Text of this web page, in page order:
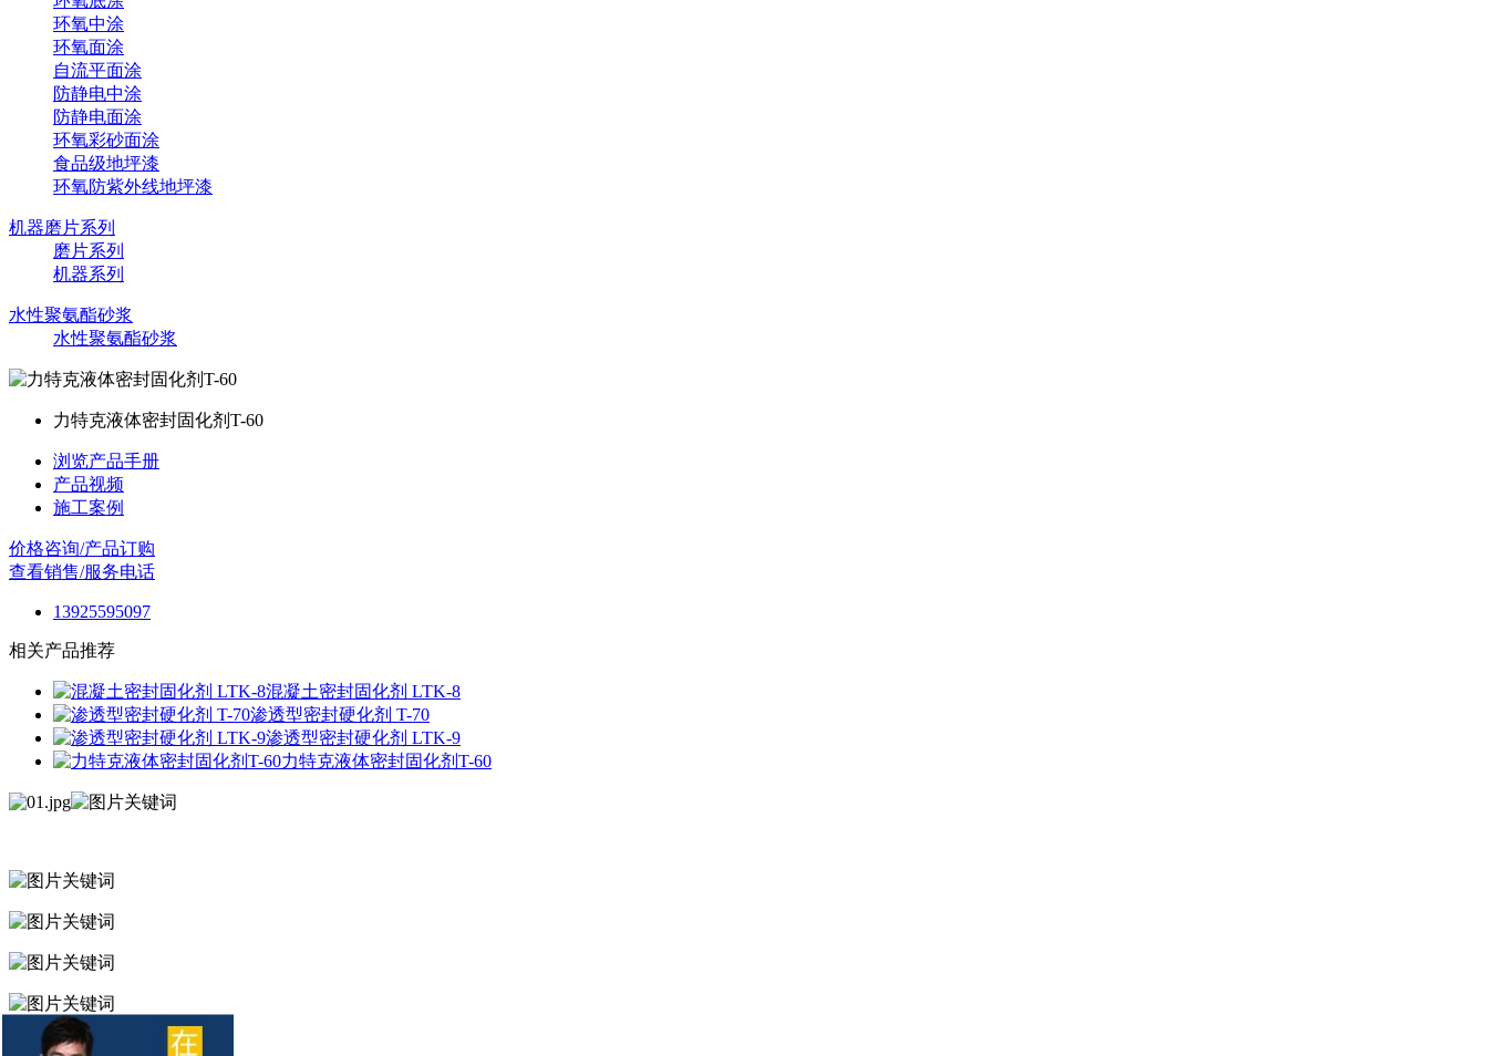
环氧中涂
环氧面涂
自流平面涂
防静电中涂
防静电面涂
环氧彩砂面涂
食品级地坪漆
环氧防紫外线地坪漆
机器磨片系列
磨片系列
机器系列
水性聚氨酯砂浆
水性聚氨酯砂浆
力特克液体密封固化剂T-60
浏览产品手册
产品视频
施工案例
价格咨询/产品订购
查看销售/服务电话
13925595097
相关产品推荐
混凝土密封固化剂 LTK-8
渗透型密封硬化剂 T-70
渗透型密封硬化剂 LTK-9
力特克液体密封固化剂T-60